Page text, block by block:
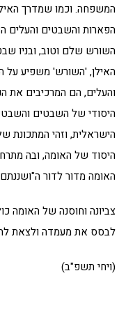
המשפחה. וכמו שמדרך
הפארות והשבטים והעלים
השורש שלם וטוב, ובניו
האילן, 'השורש' משפיע על
והעלים, הם המרכיבים את
היסודי של השבטים
הישראלית, וזהי המתכונת
היסוד של האומה, ובה
האומה מדור לדור
צביונה וחוסנה של האומה
לבסס את מעמדה ולצאת
(ויחי תשפ"ב)